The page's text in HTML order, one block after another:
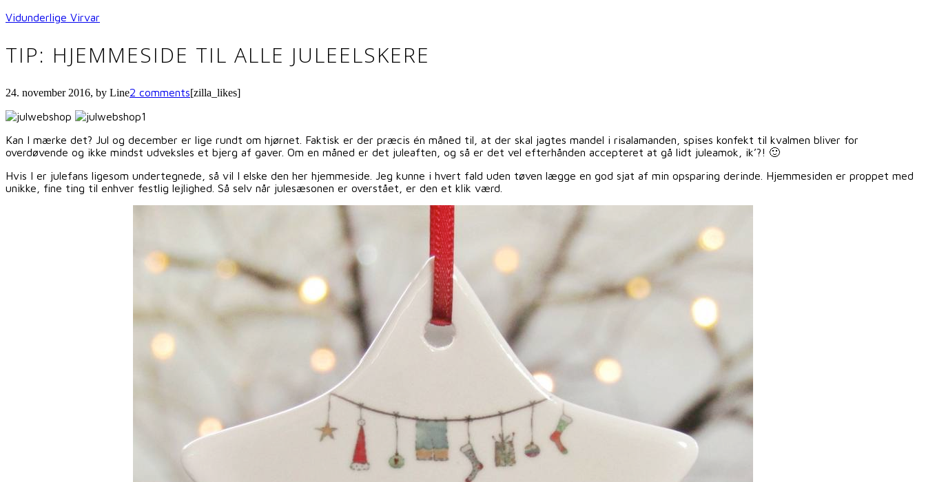
Vidunderlige Virvar
TIP: HJEMMESIDE TIL ALLE JULEELSKERE
24. november 2016, by Line2 comments[zilla_likes]
Kan I mærke det? Jul og december er lige rundt om hjørnet. Faktisk er der præcis én måned til, at der skal jagtes mandel i risalamanden, spises konfekt til kvalmen bliver for
overdøvende og ikke mindst udveksles et bjerg af gaver. Om en måned er det juleaften, og så er det vel efterhånden accepteret at gå lidt juleamok, ik’?! 🙂
Hvis I er julefans ligesom undertegnede, så vil I elske den her hjemmeside. Jeg kunne i hvert fald uden tøven lægge en god sjat af min opsparing derinde. Hjemmesiden er proppet med
unikke, fine ting til enhver festlig lejlighed. Så selv når julesæsonen er overstået, er den et klik værd.